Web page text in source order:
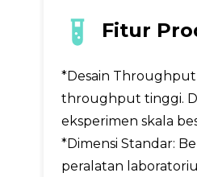
Fitur
*Desain
throughput tinggi.
eksperimen skala
*Dimensi Standar:
peralatan